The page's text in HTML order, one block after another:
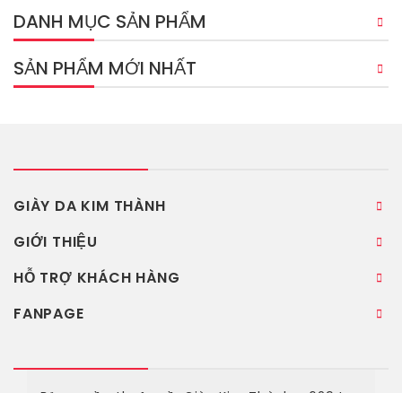
DANH MỤC SẢN PHẨM
SẢN PHẨM MỚI NHẤT
GIÀY DA KIM THÀNH
GIỚI THIỆU
HỖ TRỢ KHÁCH HÀNG
FANPAGE